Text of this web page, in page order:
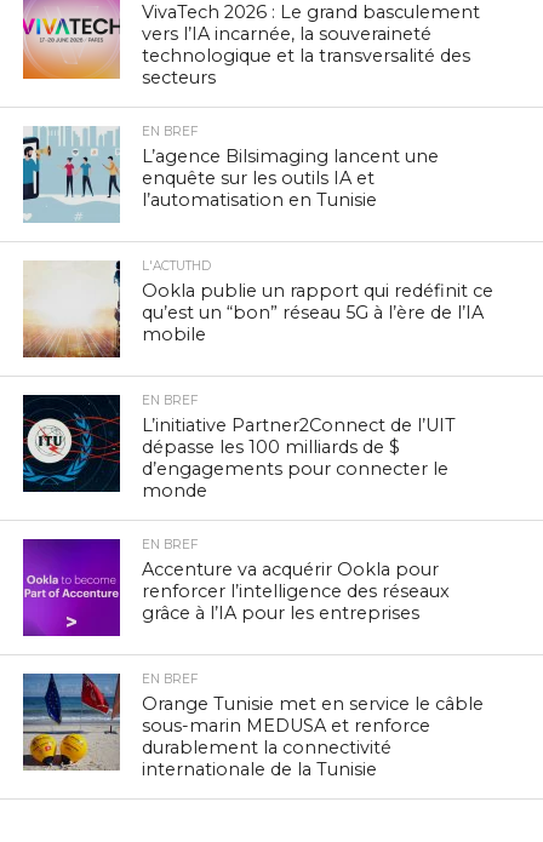
VivaTech 2026 : Le grand basculement
vers l’IA incarnée, la souveraineté
technologique et la transversalité des
secteurs
EN BREF
L’agence Bilsimaging lancent une
enquête sur les outils IA et
l’automatisation en Tunisie
L'ACTUTHD
Ookla publie un rapport qui redéfinit ce
qu’est un “bon” réseau 5G à l’ère de l’IA
mobile
EN BREF
L’initiative Partner2Connect de l’UIT
dépasse les 100 milliards de $
d’engagements pour connecter le
monde
EN BREF
Accenture va acquérir Ookla pour
renforcer l’intelligence des réseaux
grâce à l’IA pour les entreprises
EN BREF
Orange Tunisie met en service le câble
sous-marin MEDUSA et renforce
durablement la connectivité
internationale de la Tunisie